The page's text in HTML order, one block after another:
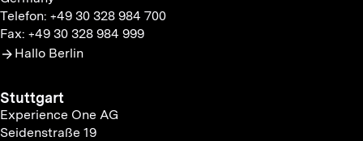
Telefon: +49 30 328 984 700
Fax: +49 30 328 984 999
Hallo Berlin
Stuttgart
Experience One AG
Seidenstraße 19